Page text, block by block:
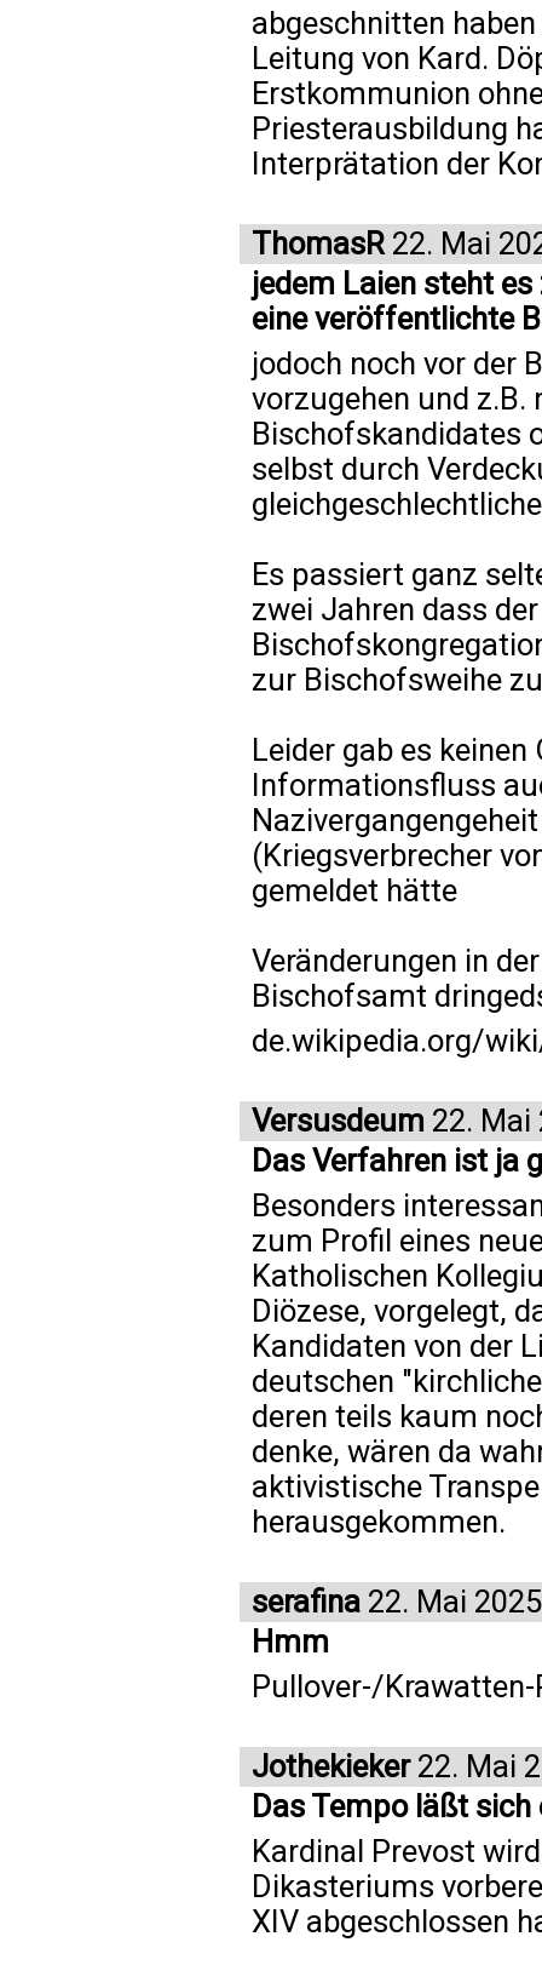
abgeschnitten
Leitung von Kard.
Erstkommunion
Priesterausbildung
Interprätation der
ThomasR22. Mai
jedem Laien steht
eine veröffentlichte
jodoch noch vor der
vorzugehen und z.B.
Bischofskandidates
selbst durch
Es passiert ganz
zwei Jahren dass
zur Bischofsweihe
Leider gab es
Informationsfluss
(Kriegsverbrecher
gemeldet hätte
Veränderungen in
Bischofsamt
de.wikipedia.org/
Versusdeum 22. Mai
Das Verfahren ist ja
Besonders
zum Profil eines
Katholischen
Diözese, vorgelegt,
Kandidaten von der
deutschen
deren teils kaum
denke, wären da
aktivistische
herausgekommen.
serafina 22. Mai 2025
Hmm
Pullover-/
Jothekieker22. Mai
Das Tempo läßt sich
Kardinal Prevost
Dikasteriums
XIV abgeschlossen